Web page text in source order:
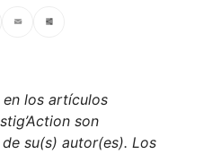
en los artículos
son
su(s) autor(es). Los